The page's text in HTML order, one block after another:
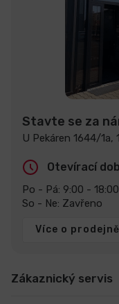
Stavte se za
U Pekáren 1644/1a,
Otevírací
Po - Pá: 9:00 - 18:00
So - Ne: Zavřeno
Více o prodejně
Zákaznický servis